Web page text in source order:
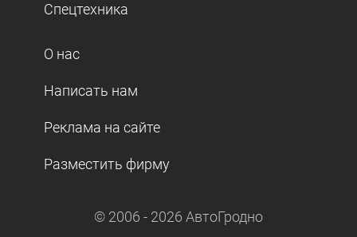
Спецтехника
О нас
Написать нам
Реклама на сайте
Разместить фирму
© 2006 - 2026 АвтоГродно